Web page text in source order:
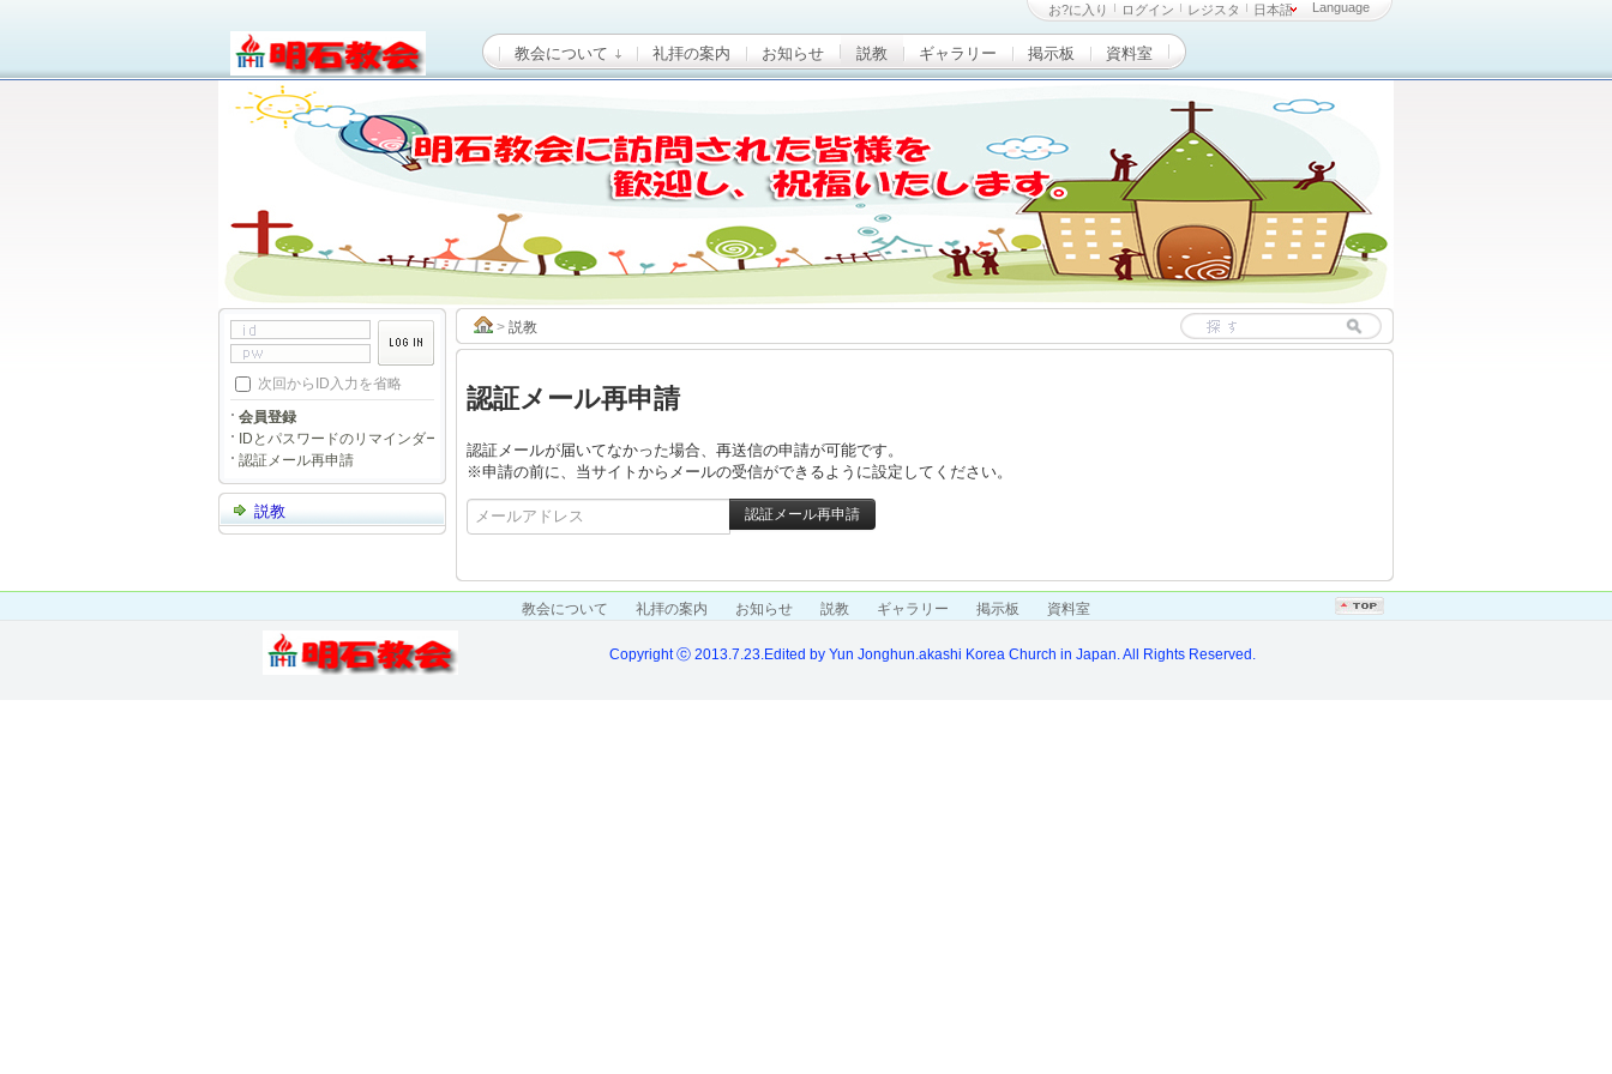
お?に入り ログイン レジスタ 日本語 Language
教会について 礼拝の案内 お知らせ 説教 ギャラリー 掲示板 資料室
次回からID入力を省略
会員登録
IDとパスワードのリマインダー
認証メール再申請
説教
> 説教
認証メール再申請
認証メールが届いてなかった場合、再送信の申請が可能です。
※申請の前に、当サイトからメールの受信ができるように設定してください。
教会について 礼拝の案内 お知らせ 説教 ギャラリー 掲示板 資料室
Layout Design by SunooTC
Copyright ⓒ 2013.7.23.Edited by Yun Jonghun.akashi Korea Church in Japan. All Rights Reserved.